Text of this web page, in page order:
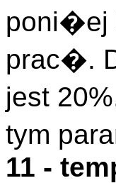
poni�ej
prac�.
jest
tym
11 -